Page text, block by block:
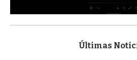
s
Últimas